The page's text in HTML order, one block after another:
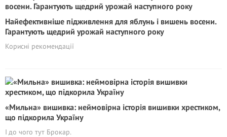
Найефективніше підживлення для яблунь і вишень восени.
Гарантують щедрий урожай наступного року
Корисні рекомендації
«Мильна» вишивка: неймовірна історія вишивки хрестиком,
що підкорила Україну
І до чого тут Брокар.